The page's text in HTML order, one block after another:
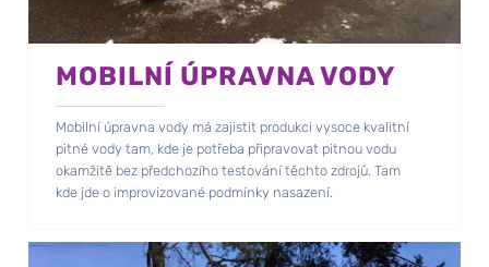
MOBILNÍ ÚPRAVNA VODY
Mobilní úpravna vody má zajistit produkci vysoce kvalitní
pitné vody tam, kde je potřeba připravovat pitnou vodu
okamžitě bez předchozího testování těchto zdrojů. Tam
kde jde o improvizované podmínky nasazení.